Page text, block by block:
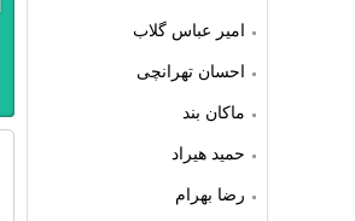
امیر عباس گلاب
احسان تهرانچی
ماکان بند
حمید هیراد
رضا بهرام